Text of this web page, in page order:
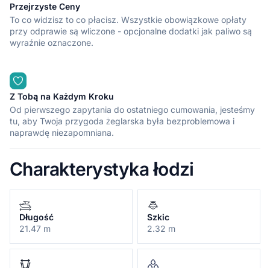
Przejrzyste Ceny
To co widzisz to co płacisz. Wszystkie obowiązkowe opłaty
przy odprawie są wliczone - opcjonalne dodatki jak paliwo są
wyraźnie oznaczone.
Z Tobą na Każdym Kroku
Od pierwszego zapytania do ostatniego cumowania, jesteśmy
tu, aby Twoja przygoda żeglarska była bezproblemowa i
naprawdę niezapomniana.
Charakterystyka łodzi
Długość
21.47 m
Szkic
2.32 m